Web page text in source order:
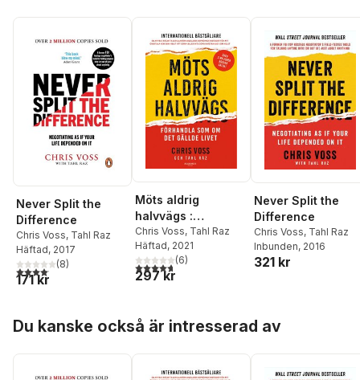
Never Split the
Difference
Chris Voss, Tahl Raz
Häftad, 2017
4,1utav 5 stjärnor. Totalt antal röster:
(8)
171 kr
Möts aldrig
halvvägs :
förhandla som om
det gällde livet
Chris Voss, Tahl Raz
Häftad, 2021
4,7utav 5 stjärnor. Totalt antal röster:
(6)
297 kr
Never Split the
Difference
Chris Voss, Tahl Raz
Inbunden, 2016
321 kr
Du kanske också är intresserad av